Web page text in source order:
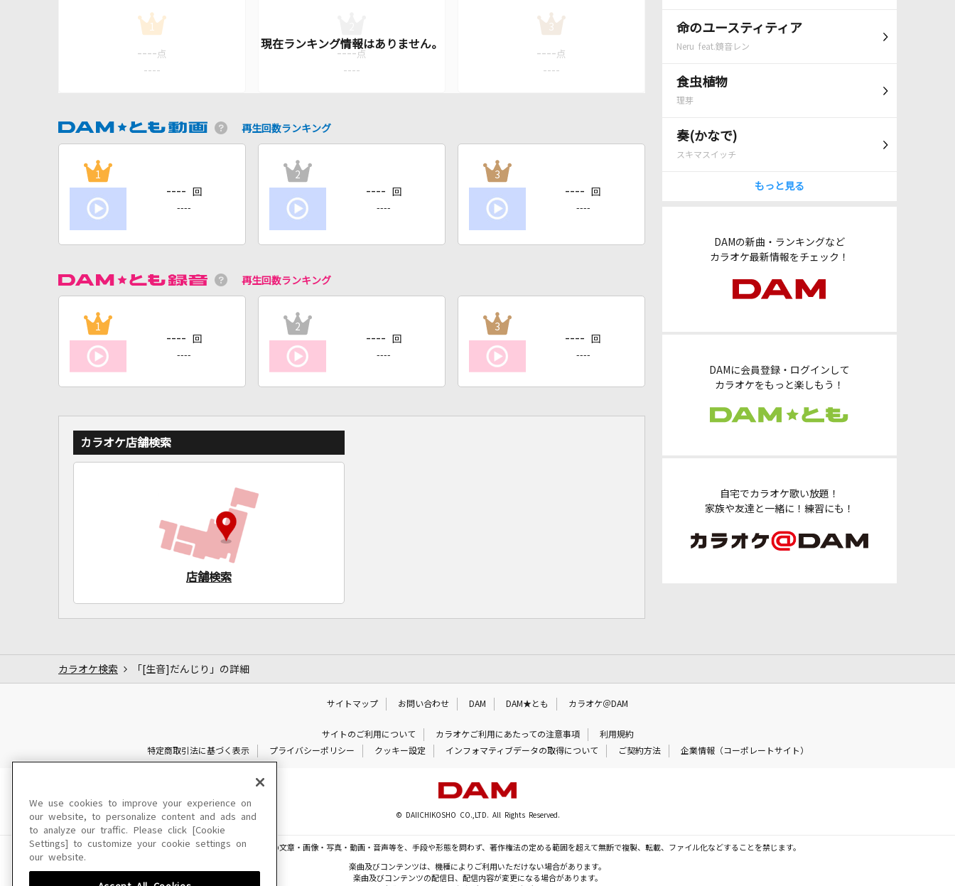
命のユースティティア
Neru feat.鏡音レン
食虫植物
理芽
奏(かなで)
スキマスイッチ
もっと見る
DAMの新曲・ランキングなど
カラオケ最新情報をチェック！
DAMに会員登録・ログインして
カラオケをもっと楽しもう！
自宅でカラオケ歌い放題！
家族や友達と一緒に！練習にも！
1
---- 点
----
---- 点
----
3
---- 点
----
再生回数ランキング
1
---- 回
----
2
---- 回
----
3
---- 回
----
再生回数ランキング
1
---- 回
----
2
---- 回
----
3
---- 回
----
カラオケ店舗検索
店舗検索
カラオケ検索 「[生音]だんじり」の詳細
サイトマップ お問い合わせ DAM DAM★とも カラオケ＠DAM
サイトのご利用について カラオケご利用にあたっての注意事項
利用規約
特定商取引法に基づく表示
プライバシーポリシー クッキー設定 インフォマティブデータの取得について ご契約方法 企業情報（コーポレートサイト）
© DAIICHIKOSHO CO.,LTD. All Rights Reserved.
このサイトに掲載されている一切の文章・画像・写真・動画・音声等を、手段や形態を問わず、著作権法の定める範囲を超えて無断で複製、転載、ファイル化などすることを禁じます。
楽曲及びコンテンツは、機種によりご利用いただけない場合があります。
楽曲及びコンテンツの配信日、配信内容が変更になる場合があります。
We use cookies to improve your experience on
our website, to personalize content and ads and
to analyze our traffic. Please click [Cookie
Settings] to customize your cookie settings on
our website.